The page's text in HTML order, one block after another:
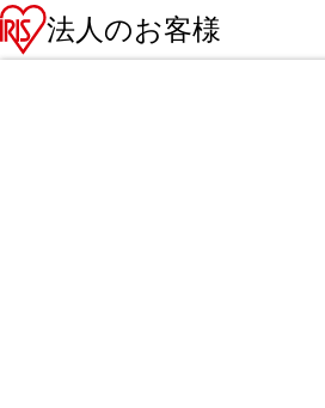
法人のお客様